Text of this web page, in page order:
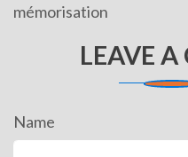
mémorisation
LEAVE
Name